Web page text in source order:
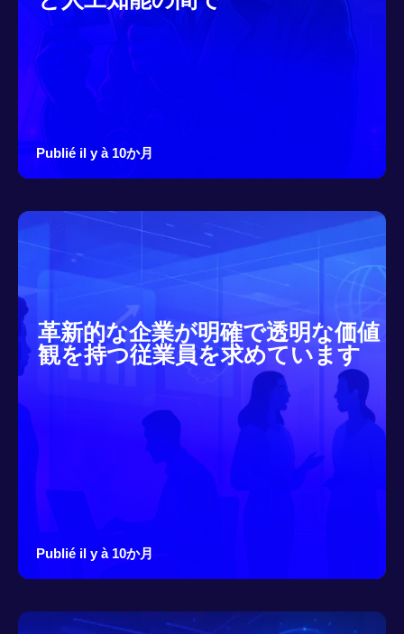
Publié il y à 10か月
革新的な企業が明確で透明な価値
観を持つ従業員を求めています
Publié il y à 10か月